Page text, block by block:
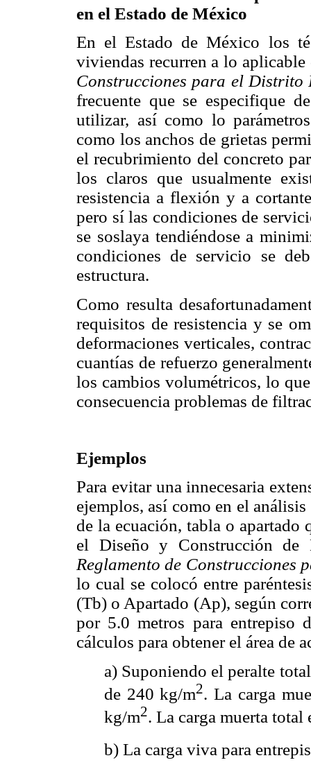
en el Estado de México
En el Estado de México los
viviendas recurren a lo
Construcciones para el Distrito
frecuente que se especifique
utilizar, así como lo
como los anchos de grietas
el recubrimiento del concreto
los claros que usualmente
resistencia a flexión y a
pero sí las condiciones de
se soslaya tendiéndose a
condiciones de servicio se
estructura.
Como resulta
requisitos de resistencia y se
deformaciones verticales,
cuantías de refuerzo
los cambios volumétricos, lo
consecuencia problemas de
Ejemplos
Para evitar una innecesaria
ejemplos, así como en el
de la ecuación, tabla o apartado
el Diseño y Construcción de
Reglamento de Construcciones
lo cual se colocó entre
(Tb) o Apartado (Ap), según
por 5.0 metros para entrepiso
cálculos para obtener el área de
a) Suponiendo el peralte
de 240 kg/m2. La carga
kg/m2. La carga muerta total
b) La carga viva para